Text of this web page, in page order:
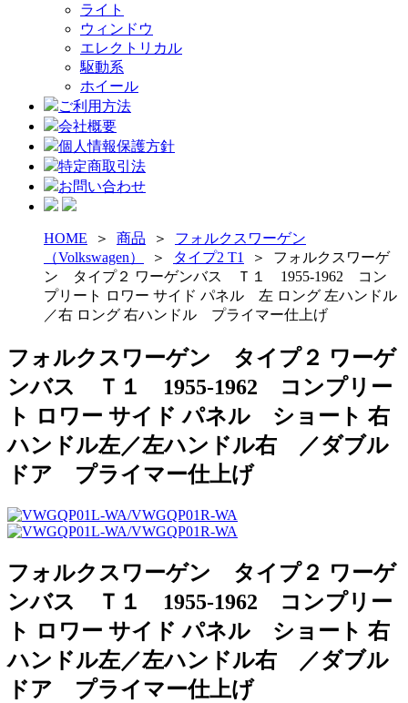
ライト
ウィンドウ
エレクトリカル
駆動系
ホイール
ご利用方法
会社概要
個人情報保護方針
特定商取引法
お問い合わせ
HOME ＞ 商品 ＞ フォルクスワーゲン
（Volkswagen）
＞ タイプ2 T1 ＞ フォルクスワーゲ
ン タイプ２ ワーゲンバス Ｔ１ 1955-1962 コン
プリート ロワー サイド パネル 左 ロング 左ハンドル
／右 ロング 右ハンドル プライマー仕上げ
フォルクスワーゲン タイプ２ ワーゲ
ンバス Ｔ１ 1955-1962 コンプリー
ト ロワー サイド パネル ショート 右
ハンドル左／左ハンドル右 ／ダブル
ドア プライマー仕上げ
フォルクスワーゲン タイプ２ ワーゲ
ンバス Ｔ１ 1955-1962 コンプリー
ト ロワー サイド パネル ショート 右
ハンドル左／左ハンドル右 ／ダブル
ドア プライマー仕上げ